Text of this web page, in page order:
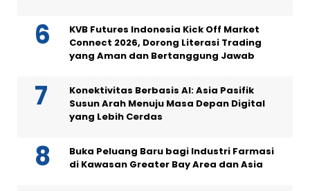
KVB Futures Indonesia Kick Off Market
Connect 2026, Dorong Literasi Trading
yang Aman dan Bertanggung Jawab
Konektivitas Berbasis AI: Asia Pasifik
Susun Arah Menuju Masa Depan Digital
yang Lebih Cerdas
Buka Peluang Baru bagi Industri Farmasi
di Kawasan Greater Bay Area dan Asia